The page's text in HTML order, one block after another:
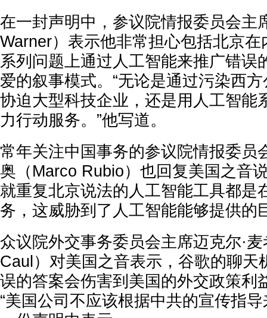
在一封声明中，参议院情报委员会主
Warner）表示他非常担心包括北京
系列问题上通过人工智能来推广错误
爱的叙事模式。“无论是通过污染西
协迫大型科技企业，还是用人工智能
力行动服务。”他写道。
常年关注中国事务的参议院情报委员
奥（Marco Rubio）也回复美国之音
就重复北京说法的人工智能工具都是
务，这威胁到了人工智能能够提供的
众议院外交事务委员会主席迈克尔·
Caul）对美国之音表示，谷歌的聊天
误的答案会伤害到美国的外交政策利
“美国公司不应该根据中共的宣传指